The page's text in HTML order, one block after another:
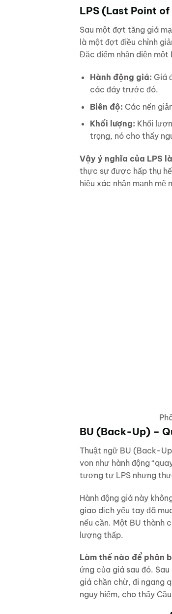
LPS (Last Point
Sau một đợt tăng giá
là một đợt điều chỉnh
Đặc điểm nhận diện một
Hành động giá: Giá
các đáy trước đó.
Biên độ: Các nến
Khối lượng: Khối
trọng, nó cho thấy
Vậy ý nghĩa của LPS
thực sự được hấp thụ
hiệu xác nhận mạnh
BU (Back-Up) –
Thuật ngữ BU (Back-
von như hành động
tương tự LPS nhưng
Hành động giá này
giao dịch yếu tay đã
nếu cần. Một BU thành
lượng thấp.
Làm thế nào để phân
ứng của giá sau đó.
giá chần chừ, đi ngang
nguy hiểm, cho thấy